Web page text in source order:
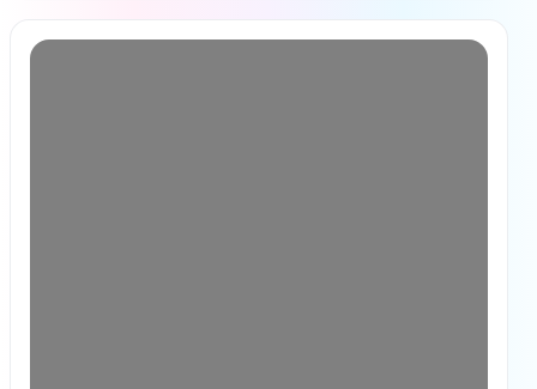
En savoir plus